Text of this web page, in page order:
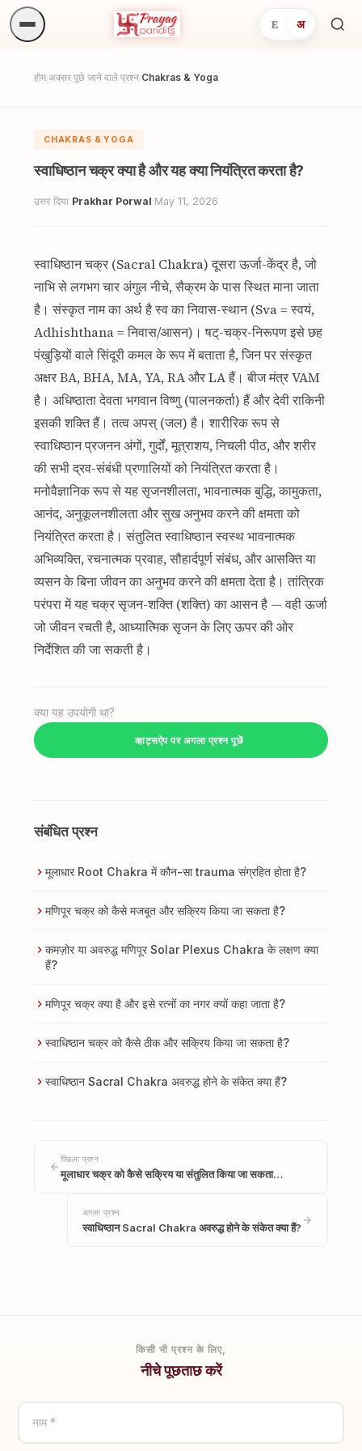
E अ
होम/अक्सर पूछे जाने वाले प्रश्न/Chakras & Yoga
CHAKRAS & YOGA
स्वाधिष्ठान चक्र क्या है और यह क्या नियंत्रित करता है?
उत्तर दिया Prakhar Porwal·May 11, 2026
स्वाधिष्ठान चक्र (Sacral Chakra) दूसरा ऊर्जा-केंद्र है, जो
नाभि से लगभग चार अंगुल नीचे, सैक्रम के पास स्थित माना जाता
है। संस्कृत नाम का अर्थ है स्व का निवास-स्थान (Sva = स्वयं,
Adhishthana = निवास/आसन)। षट्-चक्र-निरूपण इसे छह
पंखुड़ियों वाले सिंदूरी कमल के रूप में बताता है, जिन पर संस्कृत
अक्षर BA, BHA, MA, YA, RA और LA हैं। बीज मंत्र VAM
है। अधिष्ठाता देवता भगवान विष्णु (पालनकर्ता) हैं और देवी राकिनी
इसकी शक्ति हैं। तत्व अपस् (जल) है। शारीरिक रूप से
स्वाधिष्ठान प्रजनन अंगों, गुर्दों, मूत्राशय, निचली पीठ, और शरीर
की सभी द्रव-संबंधी प्रणालियों को नियंत्रित करता है।
मनोवैज्ञानिक रूप से यह सृजनशीलता, भावनात्मक बुद्धि, कामुकता,
आनंद, अनुकूलनशीलता और सुख अनुभव करने की क्षमता को
नियंत्रित करता है। संतुलित स्वाधिष्ठान स्वस्थ भावनात्मक
अभिव्यक्ति, रचनात्मक प्रवाह, सौहार्दपूर्ण संबंध, और आसक्ति या
व्यसन के बिना जीवन का अनुभव करने की क्षमता देता है। तांत्रिक
परंपरा में यह चक्र सृजन-शक्ति (शक्ति) का आसन है — वही ऊर्जा
जो जीवन रचती है, आध्यात्मिक सृजन के लिए ऊपर की ओर
निर्देशित की जा सकती है।
क्या यह उपयोगी था?
व्हाट्सऐप पर अगला प्रश्न पूछें
संबंधित प्रश्न
मूलाधार Root Chakra में कौन-सा trauma संग्रहित होता है?
मणिपूर चक्र को कैसे मजबूत और सक्रिय किया जा सकता है?
कमज़ोर या अवरुद्ध मणिपूर Solar Plexus Chakra के लक्षण क्या
हैं?
मणिपूर चक्र क्या है और इसे रत्नों का नगर क्यों कहा जाता है?
स्वाधिष्ठान चक्र को कैसे ठीक और सक्रिय किया जा सकता है?
स्वाधिष्ठान Sacral Chakra अवरुद्ध होने के संकेत क्या हैं?
पिछला प्रश्न
मूलाधार चक्र को कैसे सक्रिय या संतुलित किया जा सकता…
अगला प्रश्न
स्वाधिष्ठान Sacral Chakra अवरुद्ध होने के संकेत क्या हैं?
किसी भी प्रश्न के लिए,
नीचे पूछताछ करें
नाम *